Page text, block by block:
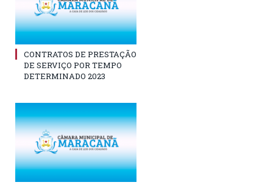
CONTRATOS DE PRESTAÇÃO
DE SERVIÇO POR TEMPO
DETERMINADO 2023